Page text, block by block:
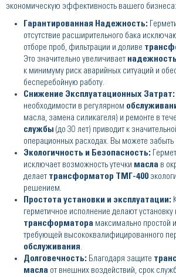
экономическую эффективность вашего бизнеса:
Гарантированная Надежность:
отсутствие расширительного бака
отборе проб, фильтрации и доливе
Это значительно увеличивает надежность
к минимуму риск аварийных ситуаций и
бесперебойную работу.
Снижение Эксплуатационных Затрат:
необходимости в регулярном
масла, замена силикагеля) и ремонте в
службы (до 30 лет) приводит к
операционных расходах. Вы можете
Экологичность и Безопасность:
исключает возможность утечки масла в
делает трансформатор ТМГ-400
решением.
Простота установки и эксплуатации:
герметичное исполнение делают установку
трансформатора максимально простой
требующей высококвалифицированного
обслуживания.
Долговечность: Благодаря защите
масла от внешних воздействий, срок